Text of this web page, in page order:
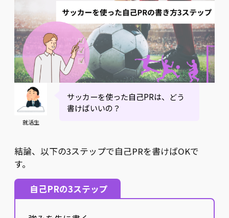
就活生
サッカーを使った自己PRは、どう
書けばいいの？
結論、以下の3ステップで自己PRを書けばOKで
す。
自己PRの3ステップ